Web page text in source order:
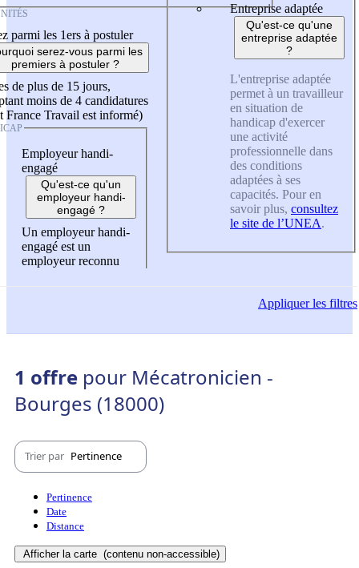
parmi les 1ers à postuler
serez-vous parmi les
premiers à postuler ?
de plus de 15 jours,
moins de 4 candidatures
France Travail est informé)
Employeur handi-
engagé
Qu'est-ce qu'un
employeur handi-
engagé ?
Un employeur handi-
engagé est un
employeur reconnu
Entreprise adaptée
Qu'est-ce qu'une
entreprise adaptée
?
L'entreprise adaptée
permet à un travailleur
en situation de
handicap d'exercer
une activité
professionnelle dans
des conditions
adaptées à ses
capacités. Pour en
savoir plus, consultez
le site de l’UNEA.
Appliquerles filtres
1 offre pour Mécatronicien -
Bourges (18000)
Trier par Pertinence
Pertinence
Date
Distance
Afficher la carte (contenu non-accessible)